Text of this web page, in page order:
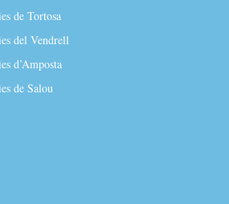
de Tortosa
del Vendrell
d’Amposta
de Salou